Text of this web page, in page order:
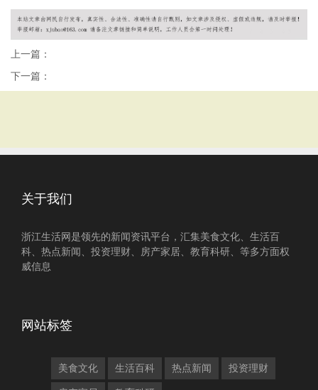
上一篇：
下一篇：
关于我们
浙江生活网是领先的新闻资讯平台，汇集美食文化、生活百
科、热点新闻、投资理财、房产家居、教育科研、等多方面权
威信息
网站标签
美食文化 生活百科 热点新闻 投资理财